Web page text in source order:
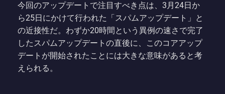
今回のアップデートで注目すべき点は、3月24日か
ら25日にかけて行われた「スパムアップデート」と
の近接性だ。わずか20時間という異例の速さで完了
したスパムアップデートの直後に、このコアアップ
デートが開始されたことには大きな意味があると考
えられる。